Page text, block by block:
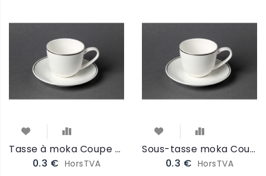
Tasse à moka Coupe bord Platine 10cl (PCOTAMO)
0.3 € HorsTVA
Sous-tasse moka Coupe bord Platine 11cm (PCOSTAMO)
0.3 € HorsTVA